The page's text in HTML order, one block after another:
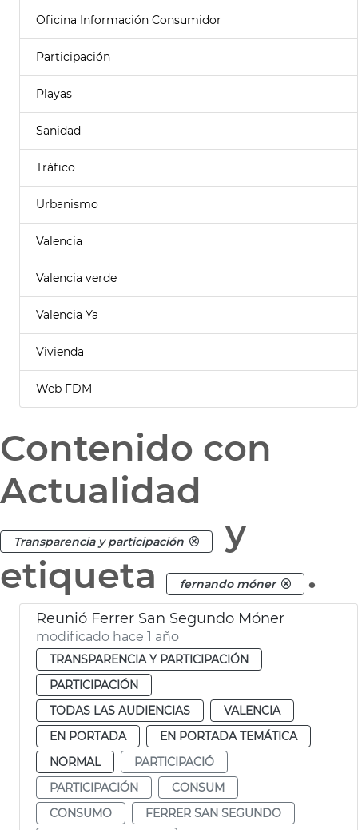
Oficina Información Consumidor
Participación
Playas
Sanidad
Tráfico
Urbanismo
Valencia
Valencia verde
Valencia Ya
Vivienda
Web FDM
Contenido con
Actualidad
Transparencia y participación
y
etiqueta
fernando móner .
Reunió Ferrer San Segundo Móner
modificado hace 1 año
TRANSPARENCIA Y PARTICIPACIÓN
PARTICIPACIÓN
TODAS LAS AUDIENCIAS
VALENCIA
EN PORTADA
EN PORTADA TEMÁTICA
NORMAL
PARTICIPACIÓ
PARTICIPACIÓN
CONSUM
CONSUMO
FERRER SAN SEGUNDO